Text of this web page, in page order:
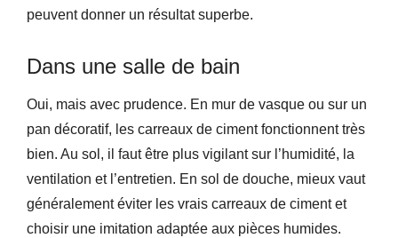
peuvent donner un résultat superbe.
Dans une salle de bain
Oui, mais avec prudence. En mur de vasque ou sur un
pan décoratif, les carreaux de ciment fonctionnent très
bien. Au sol, il faut être plus vigilant sur l’humidité, la
ventilation et l’entretien. En sol de douche, mieux vaut
généralement éviter les vrais carreaux de ciment et
choisir une imitation adaptée aux pièces humides.